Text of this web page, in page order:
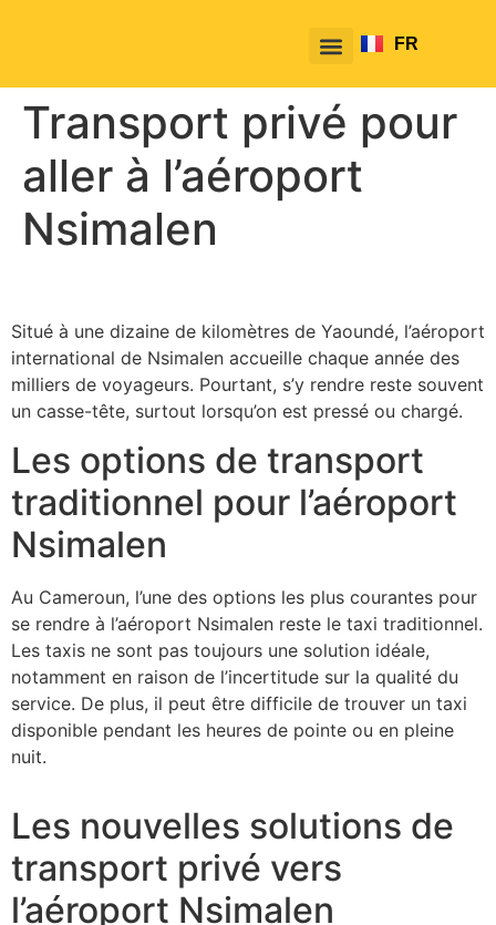
FR
EN
Transport privé pour
aller à l’aéroport
Nsimalen
Situé à une dizaine de kilomètres de Yaoundé, l’aéroport
international de Nsimalen accueille chaque année des
milliers de voyageurs. Pourtant, s’y rendre reste souvent
un casse-tête, surtout lorsqu’on est pressé ou chargé.
Les options de transport
traditionnel pour l’aéroport
Nsimalen
Au Cameroun, l’une des options les plus courantes pour
se rendre à l’aéroport Nsimalen reste le taxi traditionnel.
Les taxis ne sont pas toujours une solution idéale,
notamment en raison de l’incertitude sur la qualité du
service. De plus, il peut être difficile de trouver un taxi
disponible pendant les heures de pointe ou en pleine
nuit.
Les nouvelles solutions de
transport privé vers
l’aéroport Nsimalen